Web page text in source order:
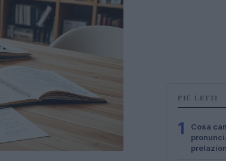
PIÙ LETTI
1
Cosa